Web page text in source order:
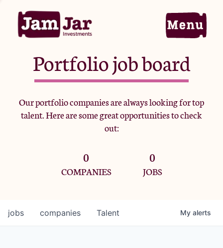
Home
Portfolio
Team
Criteria
Portfolio job board
Our portfolio companies are always looking for top
talent. Here are some great opportunities to check
out:
0
COMPANIES
0
JOBS
jobs companies Talent My alerts